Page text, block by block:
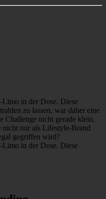
Limo in der Dose. Diese
zu lassen, war daher eine
Challenge nicht gerade klein.
nicht nur als Lifestyle-Brand
gegriffen wird?
Limo in der Dose. Diese